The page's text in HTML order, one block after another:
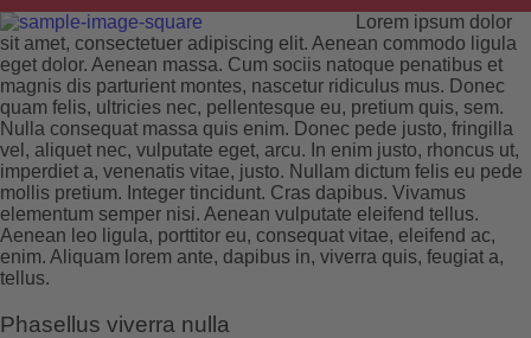
Lorem ipsum dolor
sit amet, consectetuer adipiscing elit. Aenean commodo ligula
eget dolor. Aenean massa. Cum sociis natoque penatibus et
magnis dis parturient montes, nascetur ridiculus mus. Donec
quam felis, ultricies nec, pellentesque eu, pretium quis, sem.
Nulla consequat massa quis enim. Donec pede justo, fringilla
vel, aliquet nec, vulputate eget, arcu. In enim justo, rhoncus ut,
imperdiet a, venenatis vitae, justo. Nullam dictum felis eu pede
mollis pretium. Integer tincidunt. Cras dapibus. Vivamus
elementum semper nisi. Aenean vulputate eleifend tellus.
Aenean leo ligula, porttitor eu, consequat vitae, eleifend ac,
enim. Aliquam lorem ante, dapibus in, viverra quis, feugiat a,
tellus.
Phasellus viverra nulla